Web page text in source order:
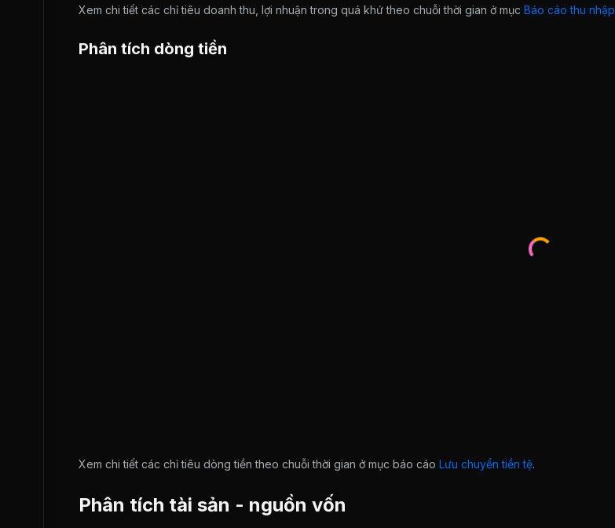
Xem chi tiết các chỉ tiêu doanh thu, lợi nhuận trong quá khứ theo chuỗi thời gian ở mục Báo cáo thu nhập
Phân tích dòng tiền
Xem chi tiết các chỉ tiêu dòng tiền theo chuỗi thời gian ở mục báo cáo Lưu chuyển tiền tệ.
Phân tích tài sản - nguồn vốn